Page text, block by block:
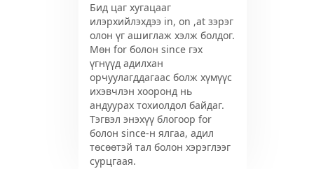
Бид цаг хугацааг
илэрхийлэхдээ in, on ,at зэрэг
олон үг ашиглаж хэлж болдог.
Мөн for болон since гэх
үгнүүд адилхан
орчуулагддагаас болж хүмүүс
ихэвчлэн хооронд нь
андуурах тохиолдол байдаг.
Тэгвэл энэхүү блогоор for
болон since-н ялгаа, адил
төсөөтэй тал болон хэрэглээг
сурцгаая.